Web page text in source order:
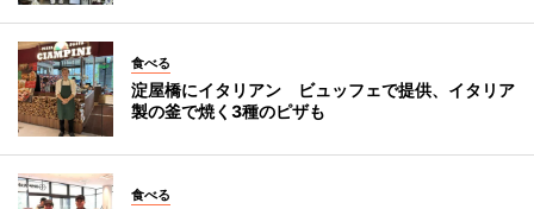
食べる
淀屋橋にイタリアン ビュッフェで提供、イタリア
製の釜で焼く3種のピザも
食べる